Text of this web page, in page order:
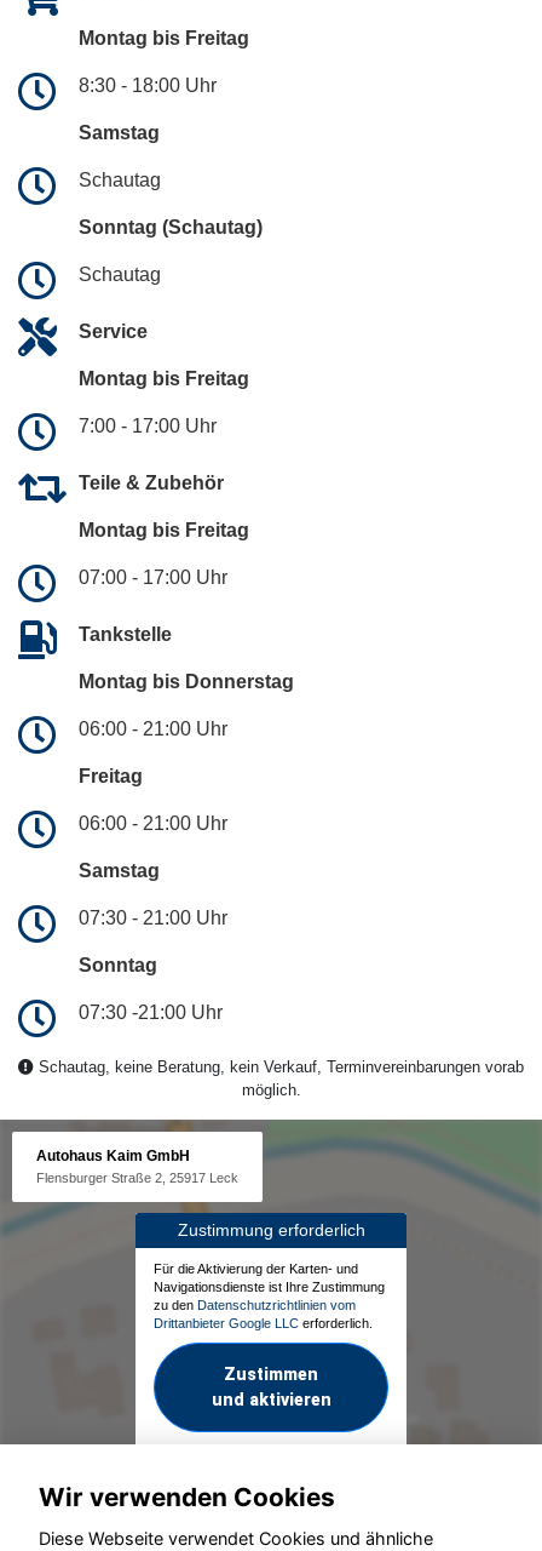
Montag bis Freitag
8:30 - 18:00 Uhr
Samstag
Schautag
Sonntag (Schautag)
Schautag
Service
Montag bis Freitag
7:00 - 17:00 Uhr
Teile & Zubehör
Montag bis Freitag
07:00 - 17:00 Uhr
Tankstelle
Montag bis Donnerstag
06:00 - 21:00 Uhr
Freitag
06:00 - 21:00 Uhr
Samstag
07:30 - 21:00 Uhr
Sonntag
07:30 -21:00 Uhr
Schautag, keine Beratung, kein Verkauf, Terminvereinbarungen vorab
möglich.
Autohaus Kaim GmbH
Flensburger Straße 2, 25917 Leck
Zustimmung erforderlich
Für die Aktivierung der Karten- und
Navigationsdienste ist Ihre Zustimmung
zu den Datenschutzrichtlinien vom
Drittanbieter Google LLC erforderlich.
Zustimmen
und aktivieren
Wir verwenden Cookies
Diese Webseite verwendet Cookies und ähnliche